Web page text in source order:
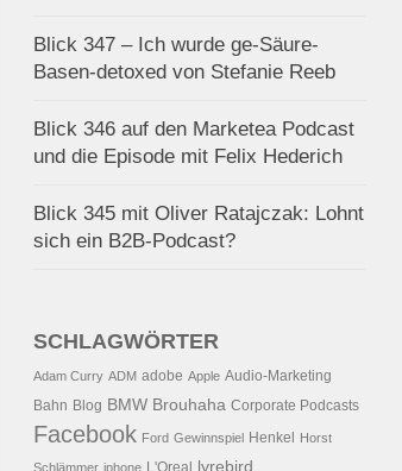
Blick 347 – Ich wurde ge-Säure-
Basen-detoxed von Stefanie Reeb
Blick 346 auf den Marketea Podcast
und die Episode mit Felix Hederich
Blick 345 mit Oliver Ratajczak: Lohnt
sich ein B2B-Podcast?
SCHLAGWÖRTER
Adam Curry ADM adobe Apple Audio-Marketing
Bahn Blog BMW Brouhaha Corporate Podcasts
Facebook Ford Gewinnspiel Henkel Horst
Schlämmer iphone L'Oreal lyrebird